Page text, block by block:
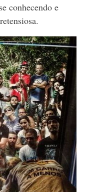
conhecendo e